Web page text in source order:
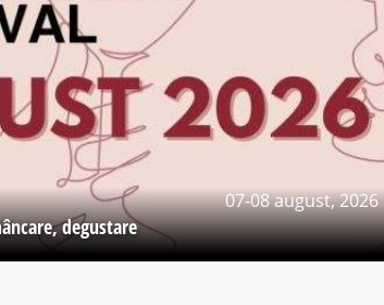
07-08 august, 2026
degustare